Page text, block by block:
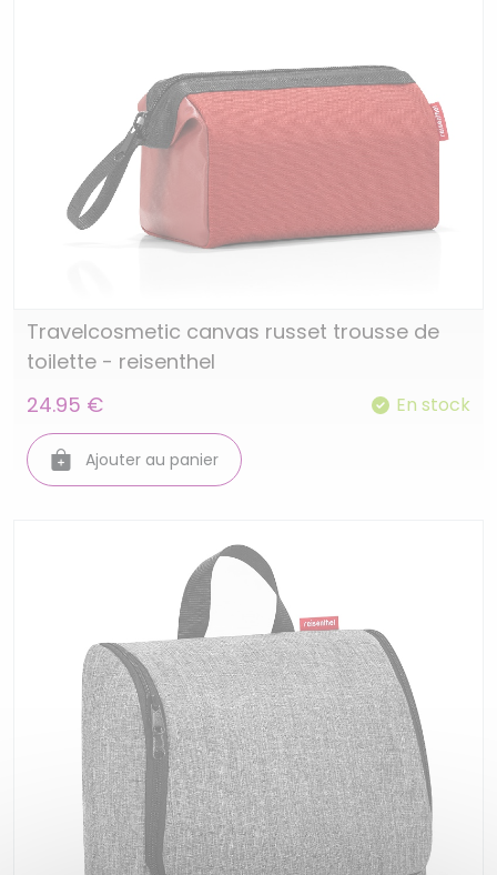
Travelcosmetic canvas russet trousse de
toilette - reisenthel
24.95 €
En stock
Ajouter au panier